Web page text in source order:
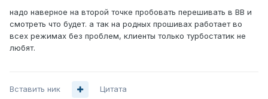
надо наверное на второй точке пробовать перешивать в BB и
смотреть что будет. а так на родных прошивах работает во
всех режимах без проблем, клиенты только турбостатик не
любят.
Вставить ник Цитата